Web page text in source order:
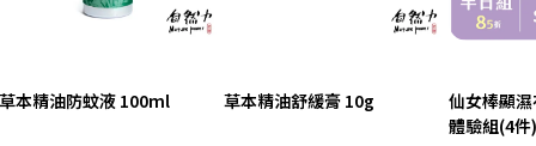
草本精油防蚊液 100ml 草本精油舒緩膏 10g
仙女棒顯
體驗組(4